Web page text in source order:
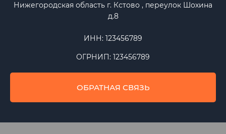
Нижегородская область г. Кстово , переулок Шохина
д.8
ИНН: 123456789
ОГРНИП: 123456789
ОБРАТНАЯ СВЯЗЬ